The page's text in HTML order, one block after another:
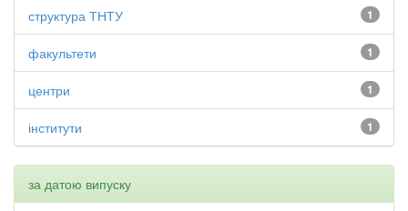
1
структура ТНТУ
1
факультети
1
центри
1
інститути
за датою випуску